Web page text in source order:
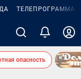
ТЕЛЕПРОГРАММА
опасность